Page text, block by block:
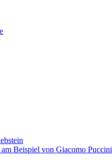
Beispiel von Giacomo Puccini